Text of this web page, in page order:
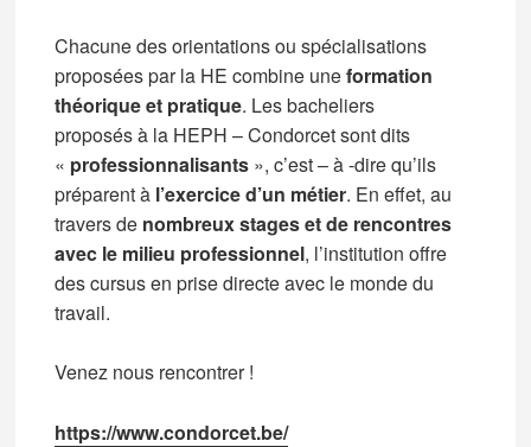
Chacune des orientations ou spécialisations
proposées par la HE combine uneformation
théorique et pratique. Les bacheliers
proposés à la HEPH – Condorcet sont dits
« professionnalisants», c’est – à -dire qu’ils
préparent à l’exercice d’un métier. En effet, au
travers de nombreux stages et de rencontres
avec le milieu professionnel, l’institution offre
des cursus en prise directe avec le monde du
travail.
Venez nous rencontrer !
https://www.condorcet.be/